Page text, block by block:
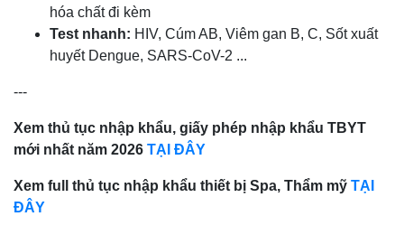
hóa chất đi kèm
Test nhanh: HIV, Cúm AB, Viêm gan B, C, Sốt xuất
huyết Dengue, SARS-CoV-2 ...
---
Xem thủ tục nhập khẩu, giấy phép nhập khẩu TBYT
mới nhất năm 2026 TẠI ĐÂY
Xem full thủ tục nhập khẩu thiết bị Spa, Thẩm mỹ TẠI
ĐÂY